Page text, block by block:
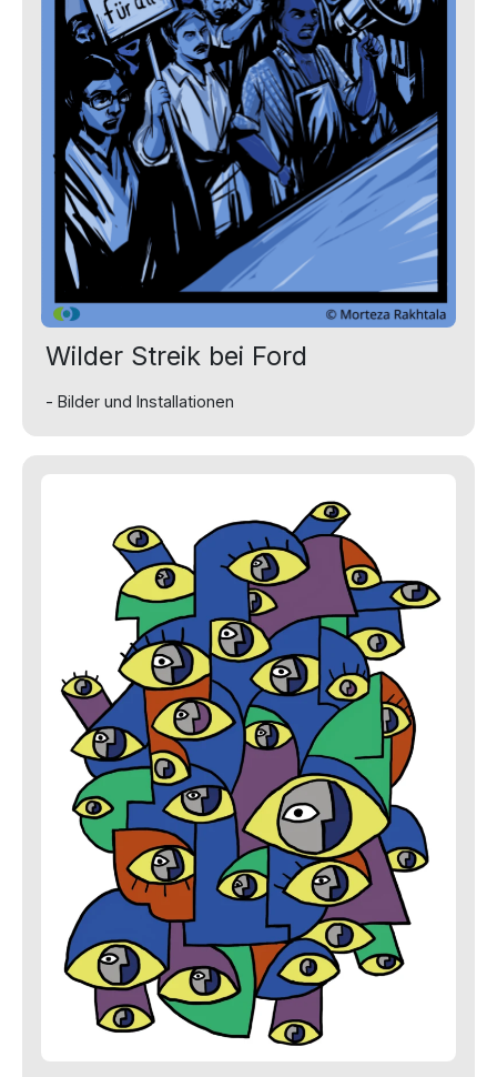
Wilder Streik bei Ford
- Bilder und Installationen